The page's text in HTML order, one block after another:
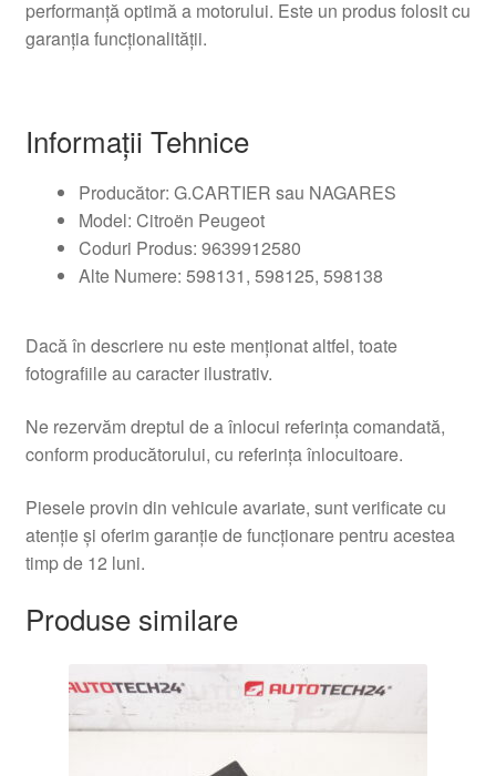
performanță optimă a motorului. Este un produs folosit cu
garanția funcționalității.
Informații Tehnice
Producător: G.CARTIER sau NAGARES
Model: Citroën Peugeot
Coduri Produs: 9639912580
Alte Numere: 598131, 598125, 598138
Dacă în descriere nu este menționat altfel, toate
fotografiile au caracter ilustrativ.
Ne rezervăm dreptul de a înlocui referința comandată,
conform producătorului, cu referința înlocuitoare.
Piesele provin din vehicule avariate, sunt verificate cu
atenție și oferim garanție de funcționare pentru acestea
timp de 12 luni.
Produse similare